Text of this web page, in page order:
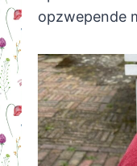
opzwepende